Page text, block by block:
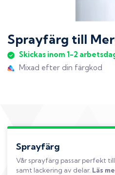
Sprayfärg till
Skickas inom 1-2
Mixad efter din färgkod
Sprayfärg
Vår sprayfärg passar perfekt
samt lackering av delar. Läs